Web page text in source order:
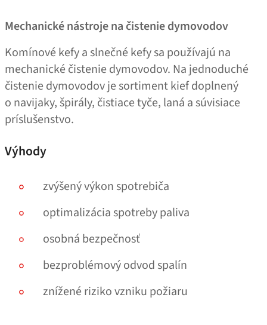
Mechanické nástroje na čistenie dymovodov
Komínové kefy a slnečné kefy sa používajú na
mechanické čistenie dymovodov. Na jednoduché
čistenie dymovodov je sortiment kief doplnený
o navijaky, špirály, čistiace tyče, laná a súvisiace
príslušenstvo.
Výhody
zvýšený výkon spotrebiča
optimalizácia spotreby paliva
osobná bezpečnosť
bezproblémový odvod spalín
znížené riziko vzniku požiaru